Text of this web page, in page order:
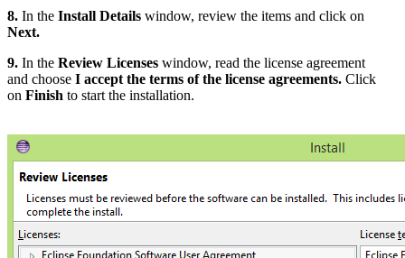
8. In the Install Details window, review the items and click on
Next.
9. In the Review Licenses window, read the license agreement
and choose I accept the terms of the license agreements. Click
on Finish to start the installation.